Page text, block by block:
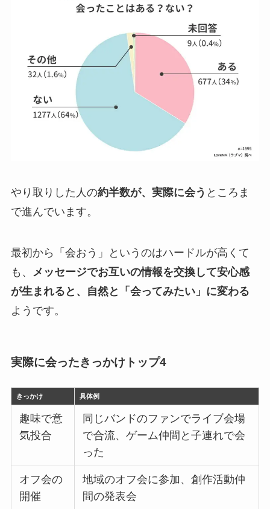
やり取りした人の約半数が、実際に会う ところま
で進んでいます。
最初から「会おう」というのはハードルが高くて
も、 メッセージでお互いの情報を交換して安心感
が生まれると、自然と「会ってみたい」に変わる
ようです。
実際に会ったきっかけトップ4
きっかけ 具体例
趣味で意
気投合
同じバンドのファンでライブ会場
で合流、ゲーム仲間と子連れで会
った
オフ会の
開催
地域のオフ会に参加、創作活動仲
間の発表会